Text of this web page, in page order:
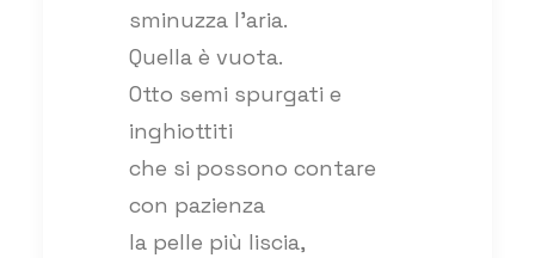
sminuzza l’aria.
Quella è vuota.
Otto semi spurgati e
inghiottiti
che si possono contare
con pazienza
la pelle più liscia,